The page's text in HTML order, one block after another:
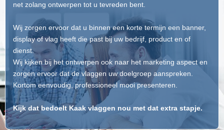
net zolang ontwerpen tot u tevreden bent.
Wij zorgen ervoor dat u binnen een korte termijn een banner,
display of vlag heeft die past bij uw bedrijf, product en of
dienst.
Wij kijken bij het ontwerpen ook naar het marketing aspect en
zorgen ervoor dat de vlaggen uw doelgroep aanspreken.
Kortom eenvoudig, professioneel mooi presenteren.
Kijk dat bedoelt Kaak vlaggen nou met dat extra stapje.